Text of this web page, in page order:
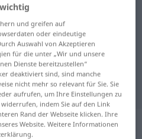
Übersetzung
Übersetzung
und greifen auf
oder eindeutige
Auswahl von Akzeptieren
für die unter „Wir und unsere
Dienste bereitzustellen“
deaktiviert sind, sind manche
nicht mehr so relevant für Sie. Sie
aufrufen, um Ihre Einstellungen zu
indem Sie auf den Link
Rand der Webseite klicken. Ihre
Website. Weitere Informationen